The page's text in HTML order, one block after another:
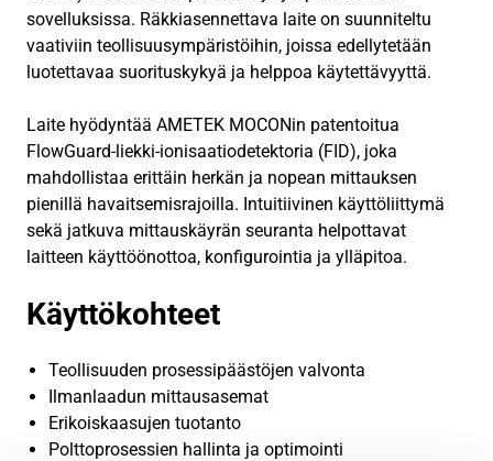
sovelluksissa. Räkkiasennettava laite on suunniteltu
vaativiin teollisuusympäristöihin, joissa edellytetään
luotettavaa suorituskykyä ja helppoa käytettävyyttä.
Laite hyödyntää AMETEK MOCONin patentoitua
FlowGuard-liekki-ionisaatiodetektoria (FID), joka
mahdollistaa erittäin herkän ja nopean mittauksen
pienillä havaitsemisrajoilla. Intuitiivinen käyttöliittymä
sekä jatkuva mittauskäyrän seuranta helpottavat
laitteen käyttöönottoa, konfigurointia ja ylläpitoa.
Käyttökohteet
Teollisuuden prosessipäästöjen valvonta
Ilmanlaadun mittausasemat
Erikoiskaasujen tuotanto
Polttoprosessien hallinta ja optimointi